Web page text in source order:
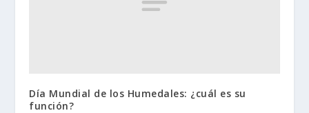
Día Mundial de los Humedales: ¿cuál es su
función?